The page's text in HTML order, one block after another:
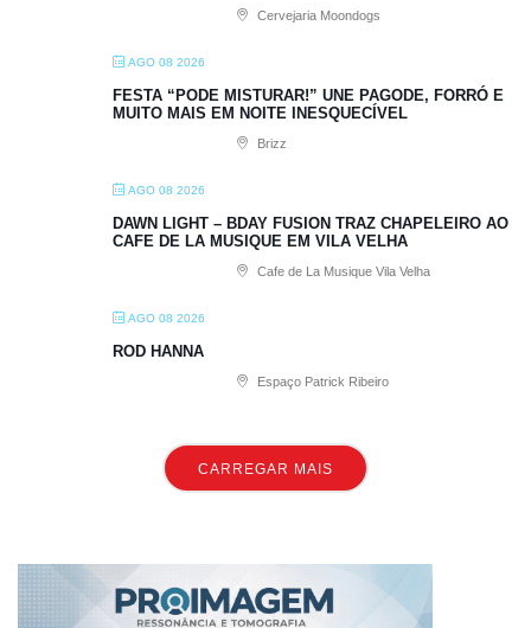
Cervejaria Moondogs
AGO 08 2026
FESTA “PODE MISTURAR!” UNE PAGODE, FORRÓ E
MUITO MAIS EM NOITE INESQUECÍVEL
Brizz
AGO 08 2026
DAWN LIGHT – BDAY FUSION TRAZ CHAPELEIRO AO
CAFE DE LA MUSIQUE EM VILA VELHA
Cafe de La Musique Vila Velha
AGO 08 2026
ROD HANNA
Espaço Patrick Ribeiro
CARREGAR MAIS